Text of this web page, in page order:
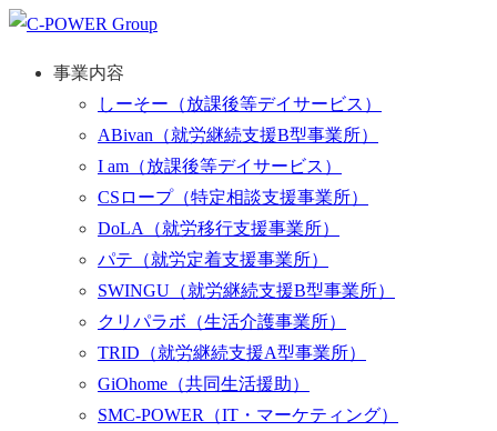
事業内容
しーそー （放課後等デイサービス）
ABivan （就労継続支援B型事業所）
I am （放課後等デイサービス）
CSロープ（特定相談支援事業所）
DoLA
（就労移行支援事業所）
パテ （就労定着支援事業所）
SWINGU （就労継続支援B型事業所）
クリパラボ （生活介護事業所）
TRID （就労継続支援A型事業所）
GiOhome （共同生活援助）
SMC-POWER
（IT・マーケティング）